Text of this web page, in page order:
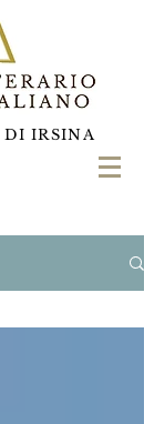
DI IRSINA